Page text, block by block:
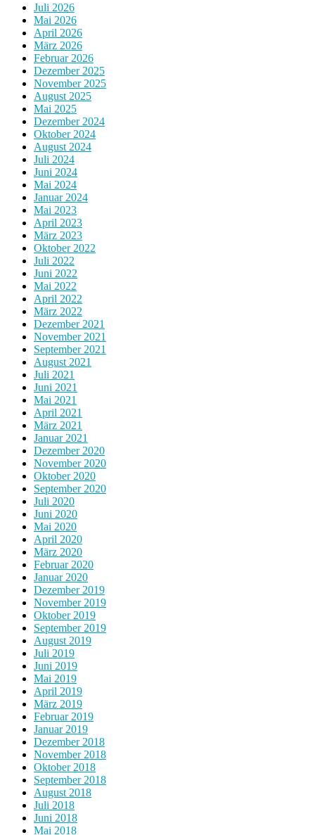
Juli 2026
Mai 2026
April 2026
März 2026
Februar 2026
Dezember 2025
November 2025
August 2025
Mai 2025
Dezember 2024
Oktober 2024
August 2024
Juli 2024
Juni 2024
Mai 2024
Januar 2024
Mai 2023
April 2023
März 2023
Oktober 2022
Juli 2022
Juni 2022
Mai 2022
April 2022
März 2022
Dezember 2021
November 2021
September 2021
August 2021
Juli 2021
Juni 2021
Mai 2021
April 2021
März 2021
Januar 2021
Dezember 2020
November 2020
Oktober 2020
September 2020
Juli 2020
Juni 2020
Mai 2020
April 2020
März 2020
Februar 2020
Januar 2020
Dezember 2019
November 2019
Oktober 2019
September 2019
August 2019
Juli 2019
Juni 2019
Mai 2019
April 2019
März 2019
Februar 2019
Januar 2019
Dezember 2018
November 2018
Oktober 2018
September 2018
August 2018
Juli 2018
Juni 2018
Mai 2018